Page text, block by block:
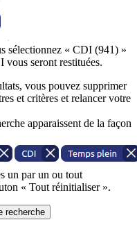
sélectionnez « CDI (941) »
vous seront restituées.
vous pouvez supprimer
et critères et relancer votre
apparaissent de la façon
un par un ou tout
« Tout réinitialiser ».
recherche